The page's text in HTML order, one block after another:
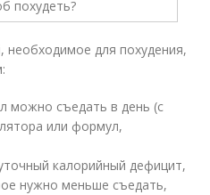
необходимое для похудения,
можно съедать в день (с
или формул,
калорийный дефицит,
нужно меньше съедать,